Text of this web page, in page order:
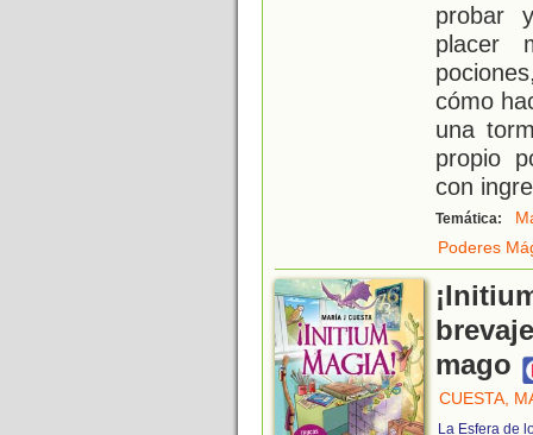
probar
placer
cómo
una
propio
con
Temática:
Poderes
mago
CUESTA,
La Esfera de